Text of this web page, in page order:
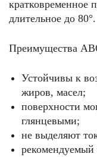
кратковременное
длительное до 80°.
Преимущества
Устойчивы к
жиров, масел;
поверхности
глянцевыми;
не выделяют